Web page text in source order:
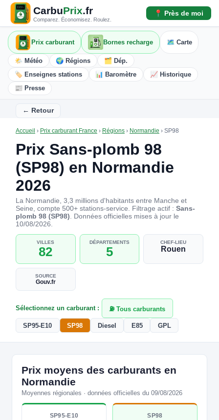
CarbuPrix.fr
Comparez. Économisez. Roulez.
📍 Près de moi
Prix carburant Bornes recharge 🗺️ Carte
🌤️ Météo 🌍 Régions
🗂️ Dép.
🏷️ Enseignes stations
📊 Baromètre
📈 Historique
📰 Presse
← Retour
Accueil › Prix carburant France › Régions › Normandie › SP98
Prix Sans-plomb 98
(SP98) en Normandie
2026
La Normandie, 3,3 millions d'habitants entre Manche et
Seine, compte 500+ stations-service. Filtrage actif : Sans-
plomb 98 (SP98). Données officielles mises à jour le
10/08/2026.
VILLES
82
DÉPARTEMENTS
5
CHEF-LIEU
Rouen
SOURCE
Gouv.fr
Sélectionnez un carburant : ⛽ Tous carburants
SP95-E10 SP98 Diesel E85 GPL
Prix moyens des carburants en
Normandie
Moyennes régionales · données officielles du 09/08/2026
SP95-E10 SP98